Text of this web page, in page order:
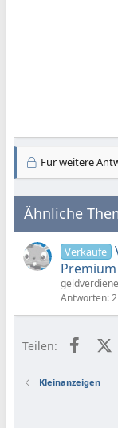
Für weitere
Ähnliche
Verkaufe
Antworten 2
Teilen:
Kleinanzeigen